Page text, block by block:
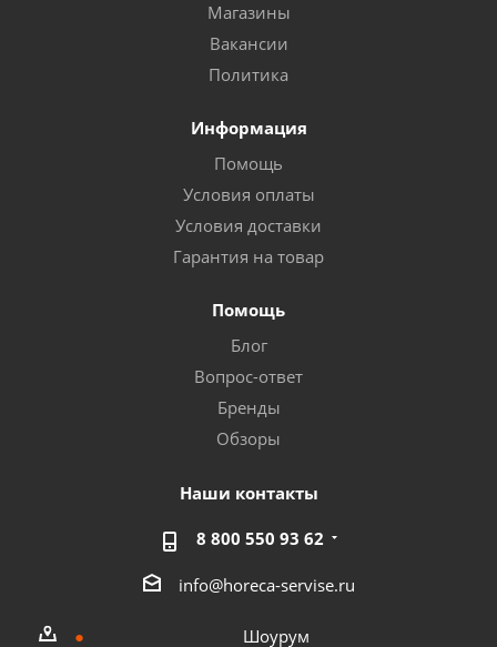
Магазины
Вакансии
Политика
Информация
Помощь
Условия оплаты
Условия доставки
Гарантия на товар
Помощь
Блог
Вопрос-ответ
Бренды
Обзоры
Наши контакты
8 800 550 93 62
info@horeca-servise.ru
Шоурум